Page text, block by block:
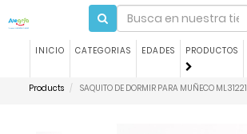
INICIO CATEGORIAS EDADES PRODUCTOS
Products SAQUITO DE DORMIR PARA MUÑECO ML31221